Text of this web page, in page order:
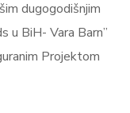
dugogodišnjim
u BiH- Vara Barn”
Projektom